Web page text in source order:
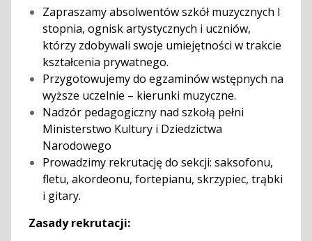
Zapraszamy absolwentów szkół muzycznych I
stopnia, ognisk artystycznych i uczniów,
którzy zdobywali swoje umiejętności w trakcie
kształcenia prywatnego.
Przygotowujemy do egzaminów wstępnych na
wyższe uczelnie – kierunki muzyczne.
Nadzór pedagogiczny nad szkołą pełni
Ministerstwo Kultury i Dziedzictwa
Narodowego
Prowadzimy rekrutację do sekcji: saksofonu,
fletu, akordeonu, fortepianu, skrzypiec, trąbki
i gitary.
Zasady rekrutacji: